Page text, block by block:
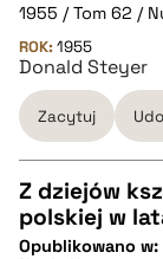
1955 / Tom 62 /
ROK: 1955
Donald Steyer
Zacytuj
CZYSTY
Z dziejów
polskiej w
Opublikowano w: